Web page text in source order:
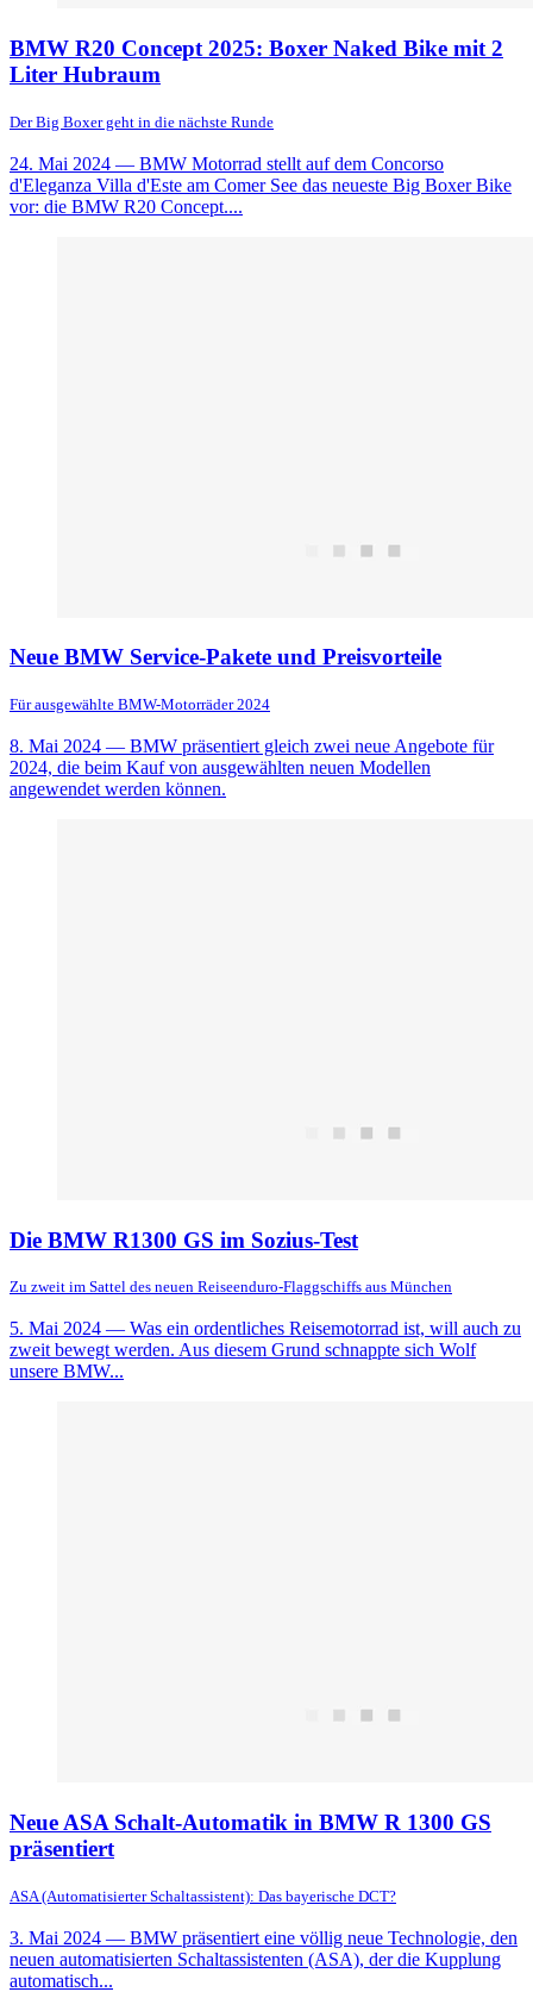
BMW R20 Concept 2025: Boxer Naked Bike mit 2
Liter Hubraum
Der Big Boxer geht in die nächste Runde
24. Mai 2024 — BMW Motorrad stellt auf dem Concorso
d'Eleganza Villa d'Este am Comer See das neueste Big Boxer Bike
vor: die BMW R20 Concept....
Neue BMW Service-Pakete und Preisvorteile
Für ausgewählte BMW-Motorräder 2024
8. Mai 2024 — BMW präsentiert gleich zwei neue Angebote für
2024, die beim Kauf von ausgewählten neuen Modellen
angewendet werden können.
Die BMW R1300 GS im Sozius-Test
Zu zweit im Sattel des neuen Reiseenduro-Flaggschiffs aus München
5. Mai 2024 — Was ein ordentliches Reisemotorrad ist, will auch zu
zweit bewegt werden. Aus diesem Grund schnappte sich Wolf
unsere BMW...
Neue ASA Schalt-Automatik in BMW R 1300 GS
präsentiert
ASA (Automatisierter Schaltassistent): Das bayerische DCT?
3. Mai 2024 — BMW präsentiert eine völlig neue Technologie, den
neuen automatisierten Schaltassistenten (ASA), der die Kupplung
automatisch...